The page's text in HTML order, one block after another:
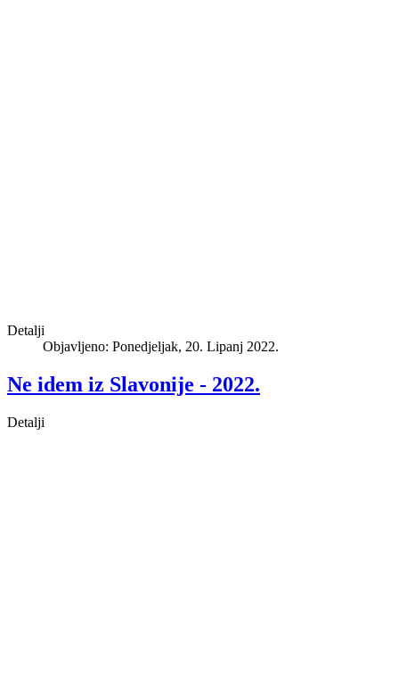
Detalji
Objavljeno: Ponedjeljak, 20. Lipanj 2022.
Ne idem iz Slavonije - 2022.
Detalji